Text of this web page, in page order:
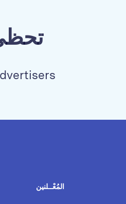
المُعْــلنين